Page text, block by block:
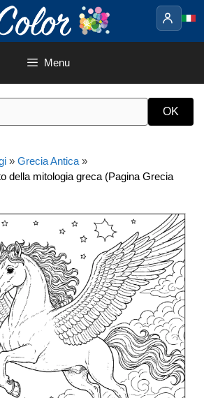
Menu
» Grecia Antica »
della mitologia greca (Pagina Grecia